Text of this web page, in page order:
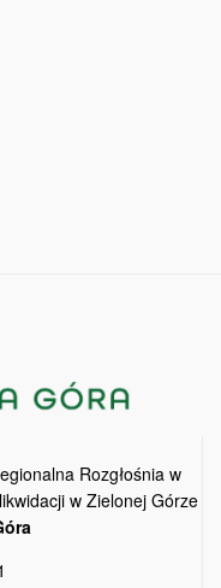
Rozgłośnia w
w Zielonej Górze